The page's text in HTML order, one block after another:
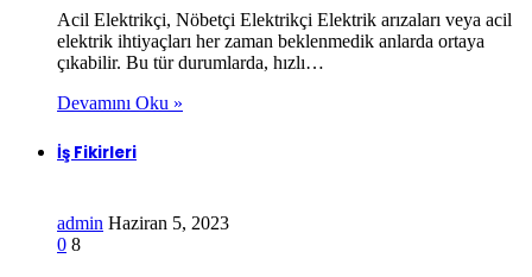
Acil Elektrikçi, Nöbetçi Elektrikçi Elektrik arızaları veya acil
elektrik ihtiyaçları her zaman beklenmedik anlarda ortaya
çıkabilir. Bu tür durumlarda, hızlı…
Devamını Oku »
İş Fikirleri
admin Haziran 5, 2023
0 8